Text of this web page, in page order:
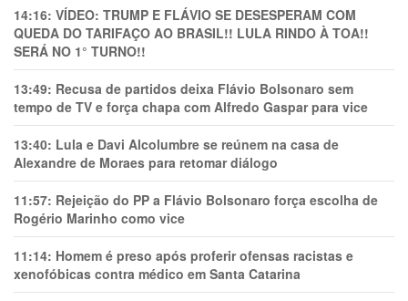
14:16: VÍDEO: TRUMP E FLÁVIO SE DESESPERAM COM
QUEDA DO TARIFAÇO AO BRASIL!! LULA RINDO À TOA!!
SERÁ NO 1° TURNO!!
13:49: Recusa de partidos deixa Flávio Bolsonaro sem
tempo de TV e força chapa com Alfredo Gaspar para vice
13:40: Lula e Davi Alcolumbre se reúnem na casa de
Alexandre de Moraes para retomar diálogo
11:57: Rejeição do PP a Flávio Bolsonaro força escolha de
Rogério Marinho como vice
11:14: Homem é preso após proferir ofensas racistas e
xenofóbicas contra médico em Santa Catarina